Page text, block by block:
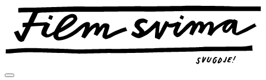
Preskoči
sadržaj